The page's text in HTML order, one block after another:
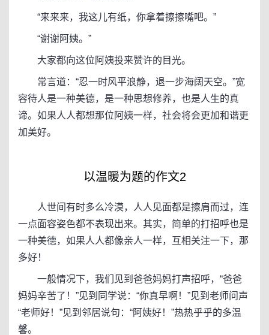
“来来来，我这儿有纸，你拿着擦擦嘴吧。”
“谢谢阿姨。”
大家都向这位阿姨投来赞许的目光。
常言道：“忍一时风平浪静，退一步海阔天空。”宽
容待人是一种美德，是一种思想修养，也是人生的真
谛。如果人人都想那位阿姨一样，社会将会更加和谐更
加美好。
以温暖为题的作文2
人世间有时多么冷漠，人人见面都是擦肩而过，连
一点面容姿色都不表现出来。其实，简单的打招呼也是
一种美德，如果人人都像亲人一样，互相关注一下，那
多好！
一般情况下，我们见到爸爸妈妈打声招呼，“爸爸
妈妈辛苦了！”见到同学说：“你真早啊！”见到老师问声
“老师好！”见到邻居说句：“阿姨好！”热热乎乎的多温
馨。